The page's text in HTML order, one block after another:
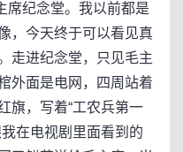
纪念堂。我以前都是
，今天终于可以看见真
走进纪念堂，只见毛主
外面是电网，四周站着
旗，写着“工农兵第一
在电视剧里面看到的